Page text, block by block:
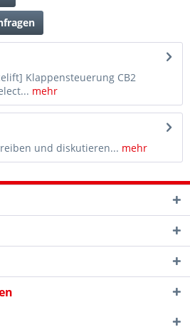
Klappensteuerung CB2
mehr
und diskutieren... mehr